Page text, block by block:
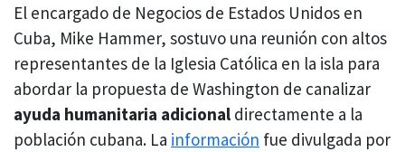
El encargado de Negocios de Estados Unidos en
Cuba, Mike Hammer, sostuvo una reunión con altos
representantes de la Iglesia Católica en la isla para
abordar la propuesta de Washington de canalizar
ayuda humanitaria adicional directamente a la
población cubana. La información fue divulgada por